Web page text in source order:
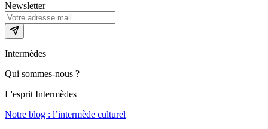
Newsletter
Intermèdes
Qui sommes-nous ?
L'esprit Intermèdes
Notre blog : l’intermède culturel